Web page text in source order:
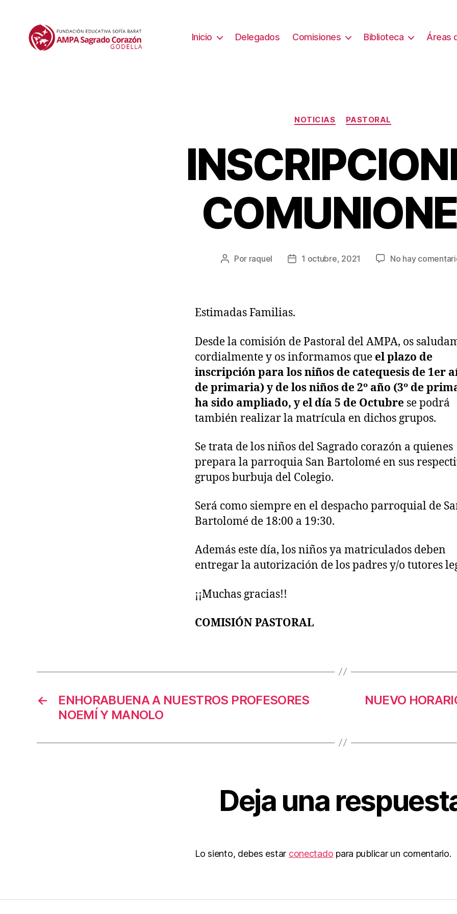
Inicio Delegados Comisiones Biblioteca Áreas
Categorías
NOTICIAS PASTORAL
Autor
Por raquel
Fecha1 octubre, 2021 No hay
Estimadas Familias.
Desde la comisión de Pastoral del AMPA, os
cordialmente y os informamos que el plazo de
inscripción para los niños de catequesis de 1er
de primaria) y de los niños de 2º año (3º de
ha sido ampliado, y el día 5 de Octubre se podrá
también realizar la matrícula en dichos grupos.
Se trata de los niños del Sagrado corazón a quienes
prepara la parroquia San Bartolomé en sus
grupos burbuja del Colegio.
Será como siempre en el despacho parroquial de
Bartolomé de 18:00 a 19:30.
Además este día, los niños ya matriculados deben
entregar la autorización de los padres y/o tutores
¡¡Muchas gracias!!
COMISIÓN PASTORAL
←
ENHORABUENA A NUESTROS PROFESORES
NOEMÍ Y MANOLO
NUEVO
Deja una
Lo siento, debes estar conectado para publicar un comentario.